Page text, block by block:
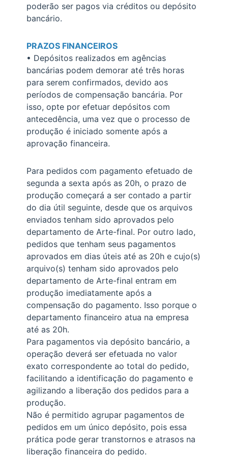
poderão ser pagos via créditos ou depósito
bancário.
PRAZOS FINANCEIROS
• Depósitos realizados em agências
bancárias podem demorar até três horas
para serem confirmados, devido aos
períodos de compensação bancária. Por
isso, opte por efetuar depósitos com
antecedência, uma vez que o processo de
produção é iniciado somente após a
aprovação financeira.
Para pedidos com pagamento efetuado de
segunda a sexta após as 20h, o prazo de
produção começará a ser contado a partir
do dia útil seguinte, desde que os arquivos
enviados tenham sido aprovados pelo
departamento de Arte-final. Por outro lado,
pedidos que tenham seus pagamentos
aprovados em dias úteis até as 20h e cujo(s)
arquivo(s) tenham sido aprovados pelo
departamento de Arte-final entram em
produção imediatamente após a
compensação do pagamento. Isso porque o
departamento financeiro atua na empresa
até as 20h.
Para pagamentos via depósito bancário, a
operação deverá ser efetuada no valor
exato correspondente ao total do pedido,
facilitando a identificação do pagamento e
agilizando a liberação dos pedidos para a
produção.
Não é permitido agrupar pagamentos de
pedidos em um único depósito, pois essa
prática pode gerar transtornos e atrasos na
liberação financeira do pedido.